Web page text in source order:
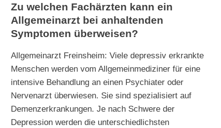
Zu welchen Fachärzten kann ein
Allgemeinarzt bei anhaltenden
Symptomen überweisen?
Allgemeinarzt Freinsheim: Viele depressiv erkrankte
Menschen werden vom Allgemeinmediziner für eine
intensive Behandlung an einen Psychiater oder
Nervenarzt überwiesen. Sie sind spezialisiert auf
Demenzerkrankungen. Je nach Schwere der
Depression werden die unterschiedlichsten